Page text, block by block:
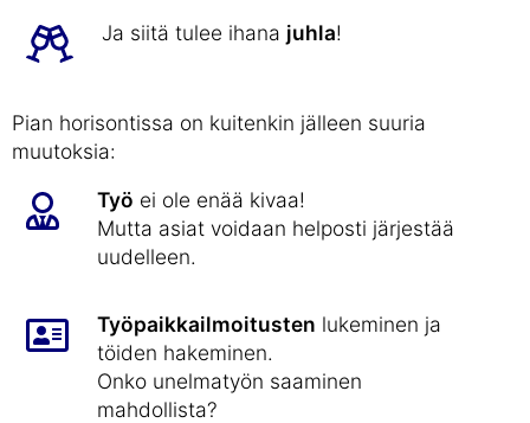
Ja siitä tulee ihana juhla!
Pian horisontissa on kuitenkin jälleen suuria
muutoksia:
Työ ei ole enää kivaa!
Mutta asiat voidaan helposti järjestää
uudelleen.
Työpaikkailmoitusten lukeminen ja
töiden hakeminen.
Onko unelmatyön saaminen
mahdollista?